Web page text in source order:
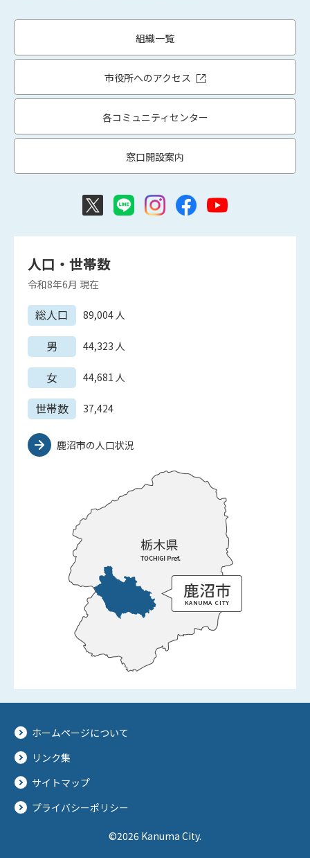
組織一覧
市役所へのアクセス
各コミュニティセンター
窓口開設案内
人口・世帯数
令和8年6月 現在
総人口 89,004人
男 44,323 人
女 44,681 人
世帯数 37,424
鹿沼市の人口状況
ホームページについて
リンク集
サイトマップ
プライバシーポリシー
©2026 Kanuma City.